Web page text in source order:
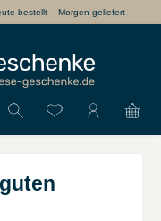
bestellt – Morgen geliefert
Du hast 0